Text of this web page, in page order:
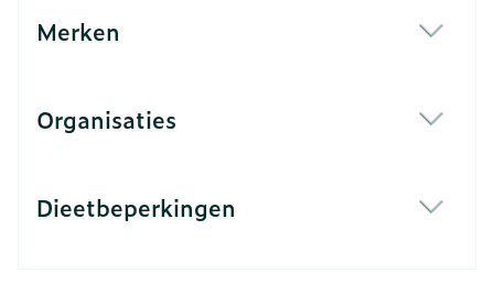
Merken
Organisaties
Dieetbeperkingen